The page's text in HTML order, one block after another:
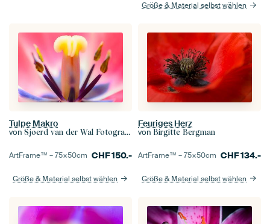
Größe & Material selbst wählen
Tulpe Makro
von Sjoerd van der Wal Fotografie
ArtFrame™ –75×50cm CHF150.-
Größe & Material selbst wählen
Feuriges Herz
von Birgitte Bergman
ArtFrame™ –75×50cm CHF134.-
Größe & Material selbst wählen